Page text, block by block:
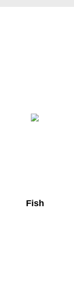
Fish